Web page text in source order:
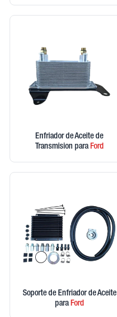
Enfriador de Aceite de
Transmision paraFord
Soporte de Enfriador de Aceite
paraFord